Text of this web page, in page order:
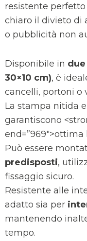
resistente
chiaro il divieto di
o pubblicità non
Disponibile in
30×10 cm), è
cancelli, portoni o
La stampa nitida
garantiscono
Può essere
predisposti,
fissaggio sicuro.
Resistente alle
adatto sia per
mantenendo
tempo.